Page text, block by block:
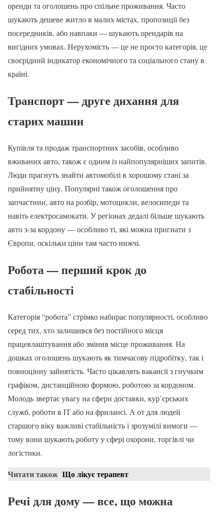
оренди та оголошень про спільне проживання. Часто
шукають дешеве житло в малих містах, пропозиції без
посередників, або навпаки — шукають орендарів на
вигідних умовах. Нерухомість — це не просто категорія, це
своєрідний індикатор економічного та соціального стану в
країні.
Транспорт — друге дихання для
старих машин
Купівля та продаж транспортних засобів, особливо
вживаних авто, також є одним із найпопулярніших запитів.
Люди прагнуть знайти автомобілі в хорошому стані за
прийнятну ціну. Популярні також оголошення про
запчастини, авто на розбір, мотоцикли, велосипеди та
навіть електросамокати. У регіонах дедалі більше шукають
авто з-за кордону — особливо ті, які можна пригнати з
Європи, оскільки ціни там часто нижчі.
Робота — перший крок до
стабільності
Категорія “робота” стрімко набирає популярності, особливо
серед тих, хто залишився без постійного місця
працевлаштування або змінив місце проживання. На
дошках оголошень шукають як тимчасову підробітку, так і
повноцінну зайнятість. Часто цікавлять вакансії з гнучким
графіком, дистанційною формою, роботою за кордоном.
Молодь звертає увагу на сфери доставки, кур’єрських
служб, роботи в ІТ або на фрилансі. А от для людей
старшого віку важливі стабільність і зрозумілі вимоги —
тому вони шукають роботу у сфері охорони, торгівлі чи
логістики.
Читати також Що лікує терапевт
Речі для дому — все, що можна